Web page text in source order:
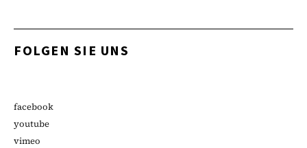
FOLGEN SIE UNS
facebook
youtube
vimeo